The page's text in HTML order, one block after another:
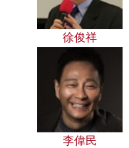
徐俊祥
李偉民